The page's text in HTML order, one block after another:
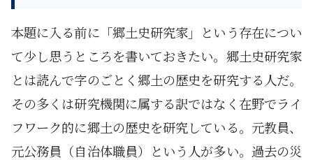
本題に入る前に「郷土史研究家」という存在につい
て少し思うところを書いておきたい。郷土史研究家
とは読んで字のごとく郷土の歴史を研究する人だ。
その多くは研究機関に属する訳ではなく在野でライ
フワーク的に郷土の歴史を研究している。元教員、
元公務員（自治体職員）という人が多い。過去の災